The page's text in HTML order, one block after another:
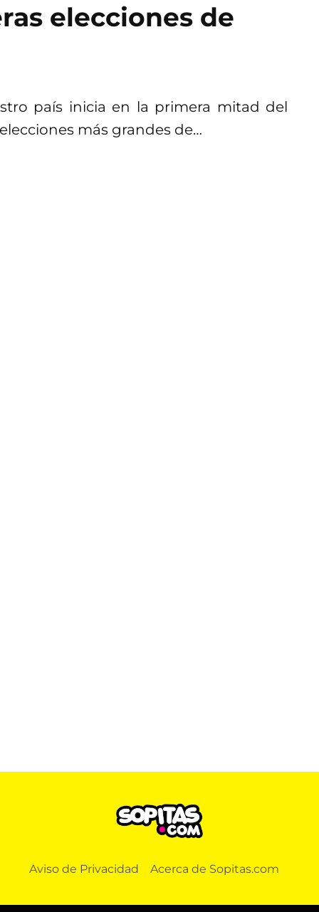
elecciones de
país inicia en la primera mitad del
más grandes de…
Aviso de Privacidad Acerca de Sopitas.com